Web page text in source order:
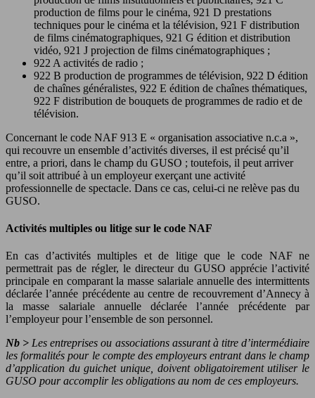
production de films pour le cinéma, 921 D prestations
techniques pour le cinéma et la télévision, 921 F distribution
de films cinématographiques, 921 G édition et distribution
vidéo, 921 J projection de films cinématographiques ;
922 A activités de radio ;
922 B production de programmes de télévision, 922 D édition
de chaînes généralistes, 922 E édition de chaînes thématiques,
922 F distribution de bouquets de programmes de radio et de
télévision.
Concernant le code NAF 913 E « organisation associative n.c.a »,
qui recouvre un ensemble d’activités diverses, il est précisé qu’il
entre, a priori, dans le champ du GUSO ; toutefois, il peut arriver
qu’il soit attribué à un employeur exerçant une activité
professionnelle de spectacle. Dans ce cas, celui-ci ne relève pas du
GUSO.
Activités multiples ou litige sur le code NAF
En cas d’activités multiples et de litige que le code NAF ne
permettrait pas de régler, le directeur du GUSO apprécie l’activité
principale en comparant la masse salariale annuelle des intermittents
déclarée l’année précédente au centre de recouvrement d’Annecy à
la masse salariale annuelle déclarée l’année précédente par
l’employeur pour l’ensemble de son personnel.
Nb > Les entreprises ou associations assurant à titre d’intermédiaire
les formalités pour le compte des employeurs entrant dans le champ
d’application du guichet unique, doivent obligatoirement utiliser le
GUSO pour accomplir les obligations au nom de ces employeurs.